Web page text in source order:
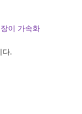
이 가속화
다.